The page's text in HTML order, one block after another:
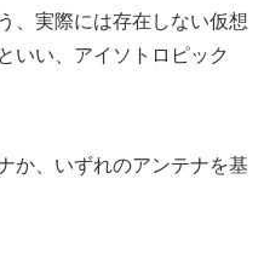
、実際には存在しない仮想
いい、アイソトロピック
か、いずれのアンテナを基